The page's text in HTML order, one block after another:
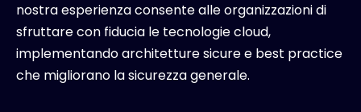
nostra esperienza consente alle organizzazioni di
sfruttare con fiducia le tecnologie cloud,
implementando architetture sicure e best practice
che migliorano la sicurezza generale.